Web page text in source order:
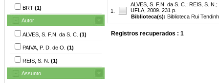
BRT (1)
Autor
ALVES, S. F.N. da S. C. (1)
PAIVA, P. D. de O. (1)
REIS, S. N. (1)
Assunto
1.
ALVES, S. F.N. da S. C. ; REIS, S. N. ;
UFLA, 2009. 231 p.
Biblioteca(s): Biblioteca Rui
Registros recuperados : 1